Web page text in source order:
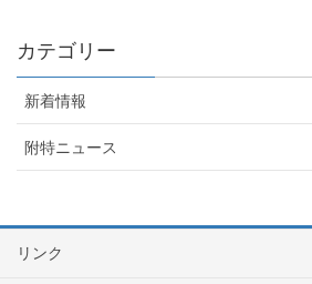
カテゴリー
新着情報
附特ニュース
リンク